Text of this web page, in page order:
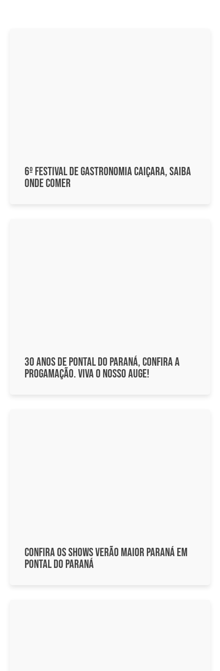
6º Festival de Gastronomia Caiçara, Saiba
Onde Comer
30 Anos de Pontal do Paraná, confira a
progamação. Viva o nosso auge!
Confira os shows Verão Maior Paraná em
Pontal do Paraná